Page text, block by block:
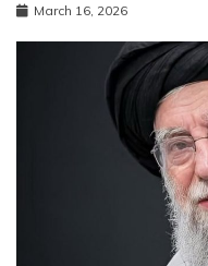
March 16, 2026